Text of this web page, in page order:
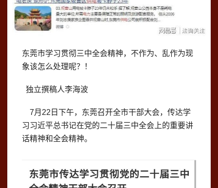
东莞市学习贯彻三中全会精神，不作为、乱作为现
象该怎么处理呢？！
独立撰稿人李海波
7月22日下午，东莞召开全市干部大会，传达学
习习近平总书记在党的二十届三中全会上的重要讲
话精神和全会精神。